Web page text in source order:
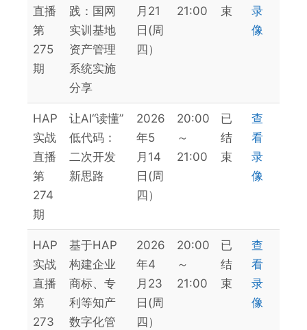
直播
第
275
期
践：国网
实训基地
资产管理
系统实施
分享
月21
日(周
四）
21:00
束
录
像
HAP
实战
直播
第
274
期
让AI“读懂”
低代码：
二次开发
新思路
2026
年5
月14
日(周
四）
20:00
～
21:00
已
结
束
查
看
录
像
HAP
实战
直播
第
273
基于HAP
构建企业
商标、专
利等知产
数字化管
2026
年4
月23
日(周
四）
20:00
～
21:00
已
结
束
查
看
录
像